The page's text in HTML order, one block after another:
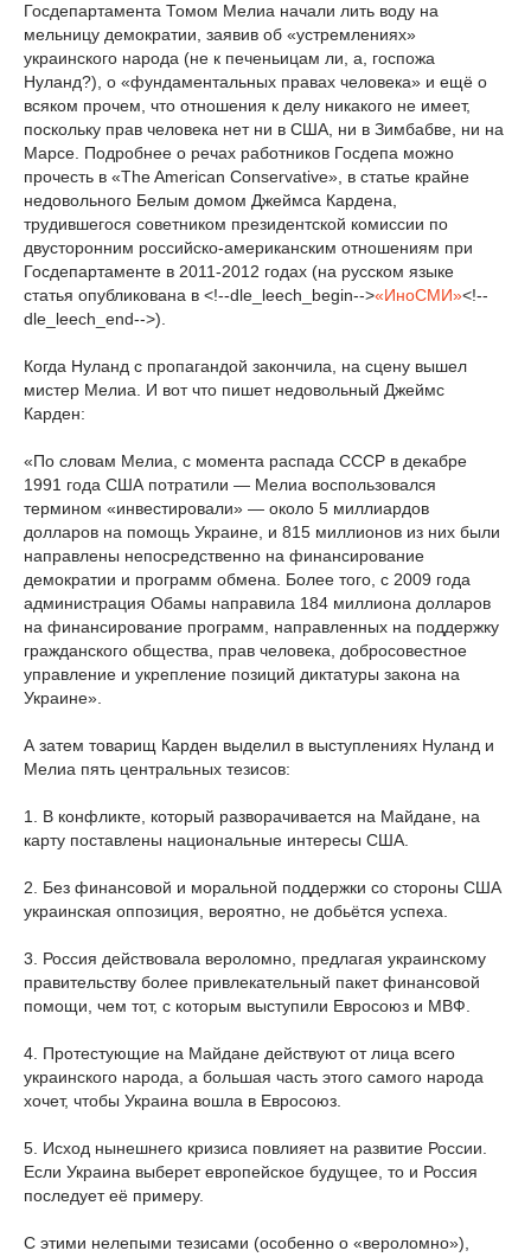
Госдепартамента Томом Мелиа начали лить воду на
мельницу демократии, заявив об «устремлениях»
украинского народа (не к печеньицам ли, а, госпожа
Нуланд?), о «фундаментальных правах человека» и ещё о
всяком прочем, что отношения к делу никакого не имеет,
поскольку прав человека нет ни в США, ни в Зимбабве, ни на
Марсе. Подробнее о речах работников Госдепа можно
прочесть в «The American Conservative», в статье крайне
недовольного Белым домом Джеймса Кардена,
трудившегося советником президентской комиссии по
двусторонним российско-американским отношениям при
Госдепартаменте в 2011-2012 годах (на русском языке
статья опубликована в <!--dle_leech_begin-->«ИноСМИ»<!--
dle_leech_end-->).
Когда Нуланд с пропагандой закончила, на сцену вышел
мистер Мелиа. И вот что пишет недовольный Джеймс
Карден:
«По словам Мелиа, с момента распада СССР в декабре
1991 года США потратили — Мелиа воспользовался
термином «инвестировали» — около 5 миллиардов
долларов на помощь Украине, и 815 миллионов из них были
направлены непосредственно на финансирование
демократии и программ обмена. Более того, с 2009 года
администрация Обамы направила 184 миллиона долларов
на финансирование программ, направленных на поддержку
гражданского общества, прав человека, добросовестное
управление и укрепление позиций диктатуры закона на
Украине».
А затем товарищ Карден выделил в выступлениях Нуланд и
Мелиа пять центральных тезисов:
1. В конфликте, который разворачивается на Майдане, на
карту поставлены национальные интересы США.
2. Без финансовой и моральной поддержки со стороны США
украинская оппозиция, вероятно, не добьётся успеха.
3. Россия действовала вероломно, предлагая украинскому
правительству более привлекательный пакет финансовой
помощи, чем тот, с которым выступили Евросоюз и МВФ.
4. Протестующие на Майдане действуют от лица всего
украинского народа, а большая часть этого самого народа
хочет, чтобы Украина вошла в Евросоюз.
5. Исход нынешнего кризиса повлияет на развитие России.
Если Украина выберет европейское будущее, то и Россия
последует её примеру.
С этими нелепыми тезисами (особенно о «вероломно»),